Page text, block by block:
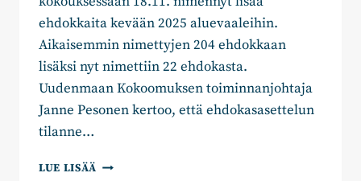
ehdokkaita kevään 2025 aluevaaleihin.
Aikaisemmin nimettyjen 204 ehdokkaan
lisäksi nyt nimettiin 22 ehdokasta.
Uudenmaan Kokoomuksen toiminnanjohtaja
Janne Pesonen kertoo, että ehdokasasettelun
tilanne…
LUE LISÄÄ UUDENMAAN